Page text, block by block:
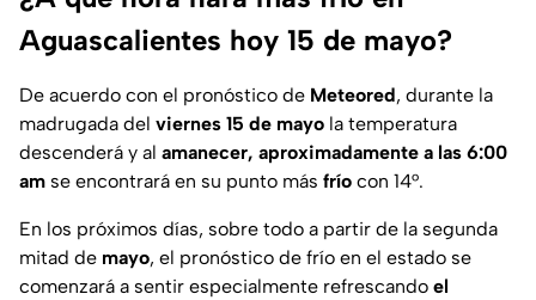
Aguascalientes hoy 15 de mayo?
De acuerdo con el pronóstico de Meteored, durante la
madrugada del viernes 15 de mayo la temperatura
descenderá y al amanecer, aproximadamente a las 6:00
am se encontrará en su punto más frío con 14°.
En los próximos días, sobre todo a partir de la segunda
mitad de mayo, el pronóstico de frío en el estado se
comenzará a sentir especialmente refrescando el